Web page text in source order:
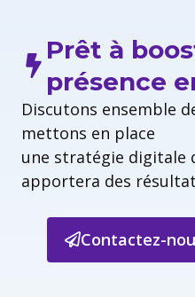
Prêt à
présence
Discutons ensemble
mettons en place
une stratégie digitale
apportera des
Contactez-